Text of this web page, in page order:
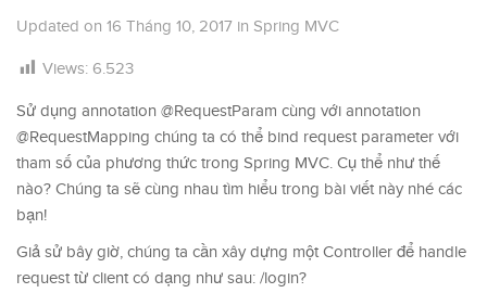
Updated on 16 Tháng 10, 2017 in Spring MVC
Views: 6.523
Sử dụng annotation @RequestParam cùng với annotation
@RequestMapping chúng ta có thể bind request parameter với
tham số của phương thức trong Spring MVC. Cụ thể như thế
nào? Chúng ta sẽ cùng nhau tìm hiểu trong bài viết này nhé các
bạn!
Giả sử bây giờ, chúng ta cần xây dựng một Controller để handle
request từ client có dạng như sau: /login?